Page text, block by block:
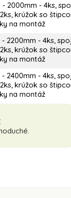
- 2000mm - 4ks,
krúžok so
na montáž
- 2200mm - 4ks,
krúžok so
na montáž
- 2400mm - 4ks,
krúžok so
na montáž